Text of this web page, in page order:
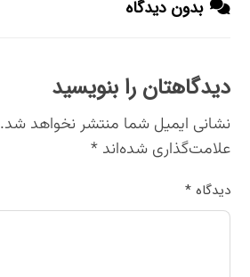
بدون دیدگاه
دیدگاهتان را بنویسید
نشانی ایمیل شما منتشر نخواهد شد.
علامت‌گذاری شده‌اند*
دیدگاه*